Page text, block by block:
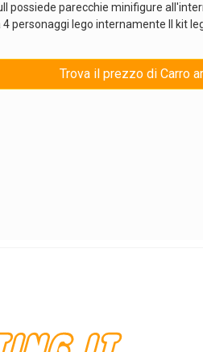
possiede parecchie minifigure
personaggi lego internamente Il kit
Trova il prezzo di Carro